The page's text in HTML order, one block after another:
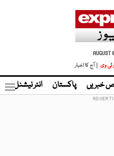
ٹی وی | آج کا اخبار
خبریں پاکستان انٹر نیشنل